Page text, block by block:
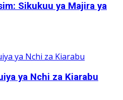
Sikukuu ya Majira ya
ya Nchi za Kiarabu